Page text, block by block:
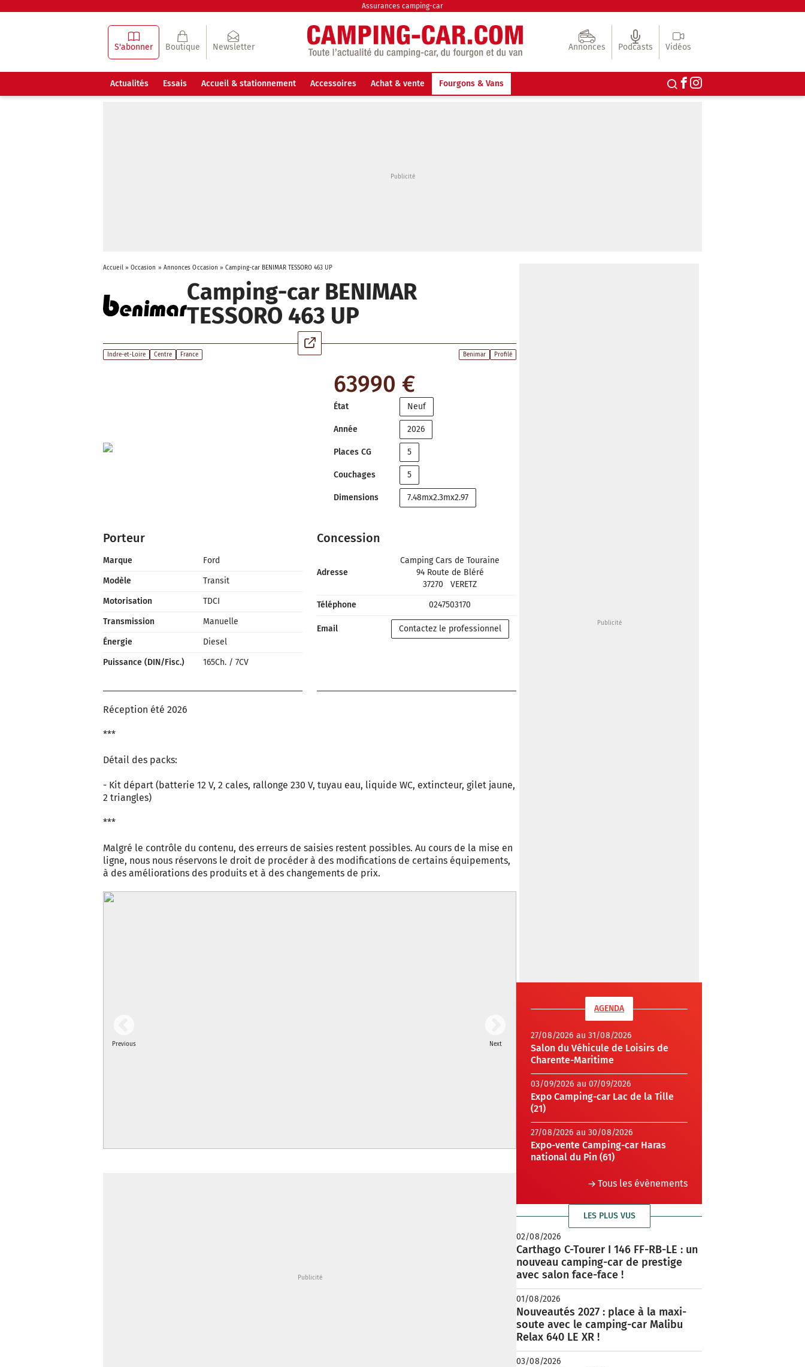
Assurances camping-car
S'abonner Boutique Newsletter Annonces Podcasts Vidéos
Actualités Essais Accueil & stationnement Accessoires Achat & vente Fourgons & Vans
Accueil» Occasion » Annonces Occasion »Camping-car BENIMAR TESSORO 463 UP
Camping-car BENIMAR
TESSORO 463 UP
Indre-et-Loire Centre France Benimar Profilé
63990 €
État Neuf
Année 2026
Places CG 5
Couchages 5
Dimensions 7.48mx2.3mx2.97
Porteur
Marque
Ford
Modèle
Transit
Motorisation
TDCI
Transmission
Manuelle
Énergie
Diesel
Puissance (DIN/Fisc.)
165Ch./ 7CV
Concession
Adresse
Camping Cars de Touraine
94 Route de Bléré
37270
VERETZ
Téléphone
0247503170
Email Contactez le professionnel
Réception été 2026
***
Détail des packs:
- Kit départ (batterie 12 V, 2 cales, rallonge 230 V, tuyau eau, liquide WC, extincteur, gilet jaune,
2 triangles)
***
Malgré le contrôle du contenu, des erreurs de saisies restent possibles. Au cours de la mise en
ligne, nous nous réservons le droit de procéder à des modifications de certains équipements,
à des améliorations des produits et à des changements de prix.
Previous Next
AGENDA
27/08/2026 au 31/08/2026
Salon du Véhicule de Loisirs de
Charente-Maritime
03/09/2026 au 07/09/2026
Expo Camping-car Lac de la Tille
(21)
27/08/2026 au 30/08/2026
Expo-vente Camping-car Haras
national du Pin (61)
Tous les évènements
LES PLUS VUS
02/08/2026
Carthago C-Tourer I 146 FF-RB-LE : un
nouveau camping-car de prestige
avec salon face-face !
01/08/2026
Nouveautés 2027 : place à la maxi-
soute avec le camping-car Malibu
Relax 640 LE XR !
03/08/2026